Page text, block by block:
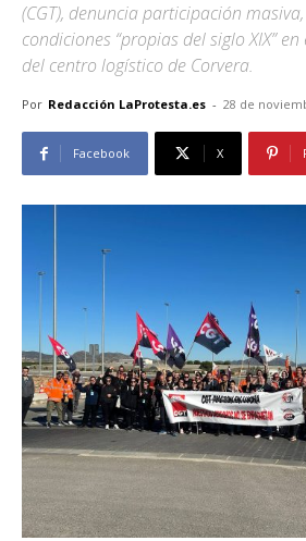
(CGT), denuncia participación
condiciones “propias del siglo XIX”
del centro logístico de Corvera.
Por Redacción LaProtesta.es - 28 de
Facebook X